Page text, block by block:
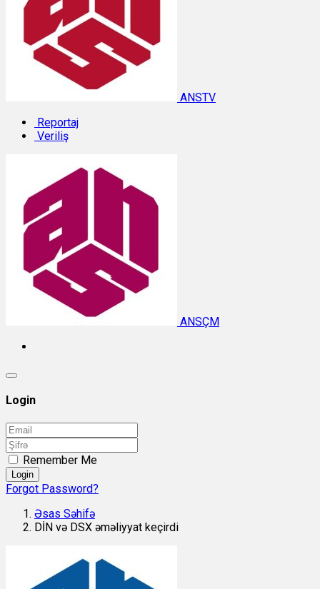
ANSTV
Reportaj
Veriliş
ANSÇM
Login
Remember Me
Login
Forgot Password?
Əsas Səhifə
DİN və DSX əməliyyat keçirdi